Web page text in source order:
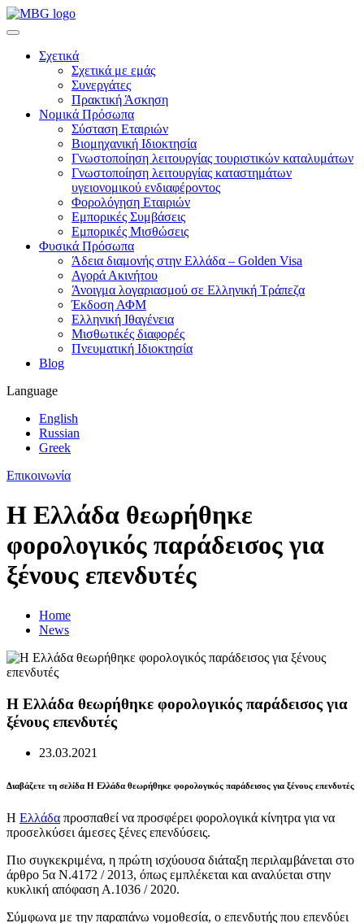
Σχετικά
Σχετικά με εμάς
Συνεργάτες
Πρακτική Άσκηση
Νομικά Πρόσωπα
Σύσταση Εταιριών
Βιομηχανική Ιδιοκτησία
Γνωστοποίηση λειτουργίας τουριστικών καταλυμάτων
Γνωστοποίηση λειτουργίας καταστημάτων
υγειονομικού ενδιαφέροντος
Φορολόγηση Εταιριών
Εμπορικές Συμβάσεις
Εμπορικές Μισθώσεις
Φυσικά Πρόσωπα
Άδεια διαμονής στην Ελλάδα – Golden Visa
Αγορά Ακινήτου
Άνοιγμα λογαριασμού σε Ελληνική Τράπεζα
Έκδοση ΑΦΜ
Ελληνική Ιθαγένεια
Μισθωτικές διαφορές
Πνευματική Ιδιοκτησία
Blog
Language
English
Russian
Greek
Επικοινωνία
Η Ελλάδα θεωρήθηκε
φορολογικός παράδεισος για
ξένους επενδυτές
Home
News
Η Ελλάδα θεωρήθηκε φορολογικός παράδεισος για
ξένους επενδυτές
23.03.2021
Διαβάζετε τη σελίδα Η Ελλάδα θεωρήθηκε φορολογικός παράδεισος για ξένους επενδυτές
Η Ελλάδα προσπαθεί να προσφέρει φορολογικά κίνητρα για να
προσελκύσει άμεσες ξένες επενδύσεις.
Πιο συγκεκριμένα, η πρώτη ισχύουσα διάταξη περιλαμβάνεται στο
άρθρο 5α Ν.4172 / 2013, όπως εμπλέκεται και αναλύεται στην
κυκλική απόφαση Α.1036 / 2020.
Σύμφωνα με την παραπάνω νομοθεσία, ο επενδυτής που επενδύει